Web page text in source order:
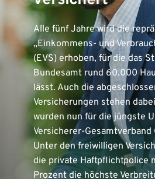
Alle fünf Jahre wird die
„Einkommens- und
(EVS) erhoben, für die das
Bundesamt rund 60.000
lässt. Auch die
Versicherungen stehen
wurden nun für die jüngste
Versicherer-Gesamtverband
Unter den freiwilligen
die private Haftpflichtpolice
Prozent die höchste